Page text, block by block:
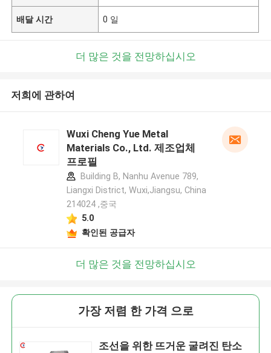
배달 시간 0 일
더 많은 것을 전망하십시오
저희에 관하여
Wuxi Cheng Yue Metal
Materials Co., Ltd. 제조업체
프로필
Building B, Nanhu Avenue 789,
Liangxi District, Wuxi,Jiangsu, China
214024 ,중국
5.0
확인된 공급자
더 많은 것을 전망하십시오
가장 저렴 한 가격 으로
조선을 위한 뜨거운 굴려진 탄소